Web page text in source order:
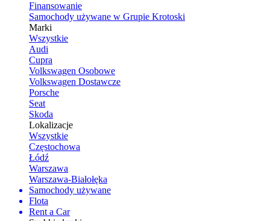
Finansowanie
Samochody używane w Grupie Krotoski
Marki
Wszystkie
Audi
Cupra
Volkswagen Osobowe
Volkswagen Dostawcze
Porsche
Seat
Skoda
Lokalizacje
Wszystkie
Częstochowa
Łódź
Warszawa
Warszawa-Białołęka
Samochody używane
Flota
Rent a Car